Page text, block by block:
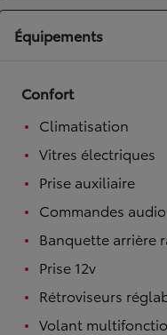
Équipements
Confort
Climatisation
Vitres électriques
Prise auxiliaire
Commandes
Banquette arrière
Prise 12v
Rétroviseurs
Volant